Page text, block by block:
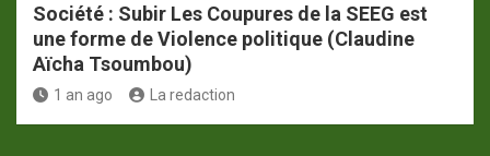
Société : Subir Les Coupures de la SEEG est
une forme de Violence politique (Claudine
Aïcha Tsoumbou)
1 an ago La redaction